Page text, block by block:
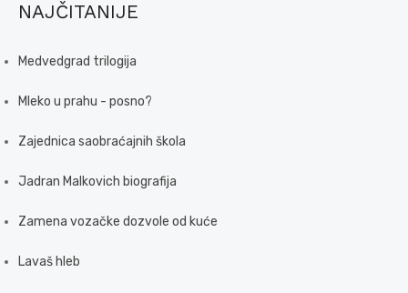
NAJČITANIJE
Medvedgrad trilogija
Mleko u prahu - posno?
Zajednica saobraćajnih škola
Jadran Malkovich biografija
Zamena vozačke dozvole od kuće
Lavaš hleb